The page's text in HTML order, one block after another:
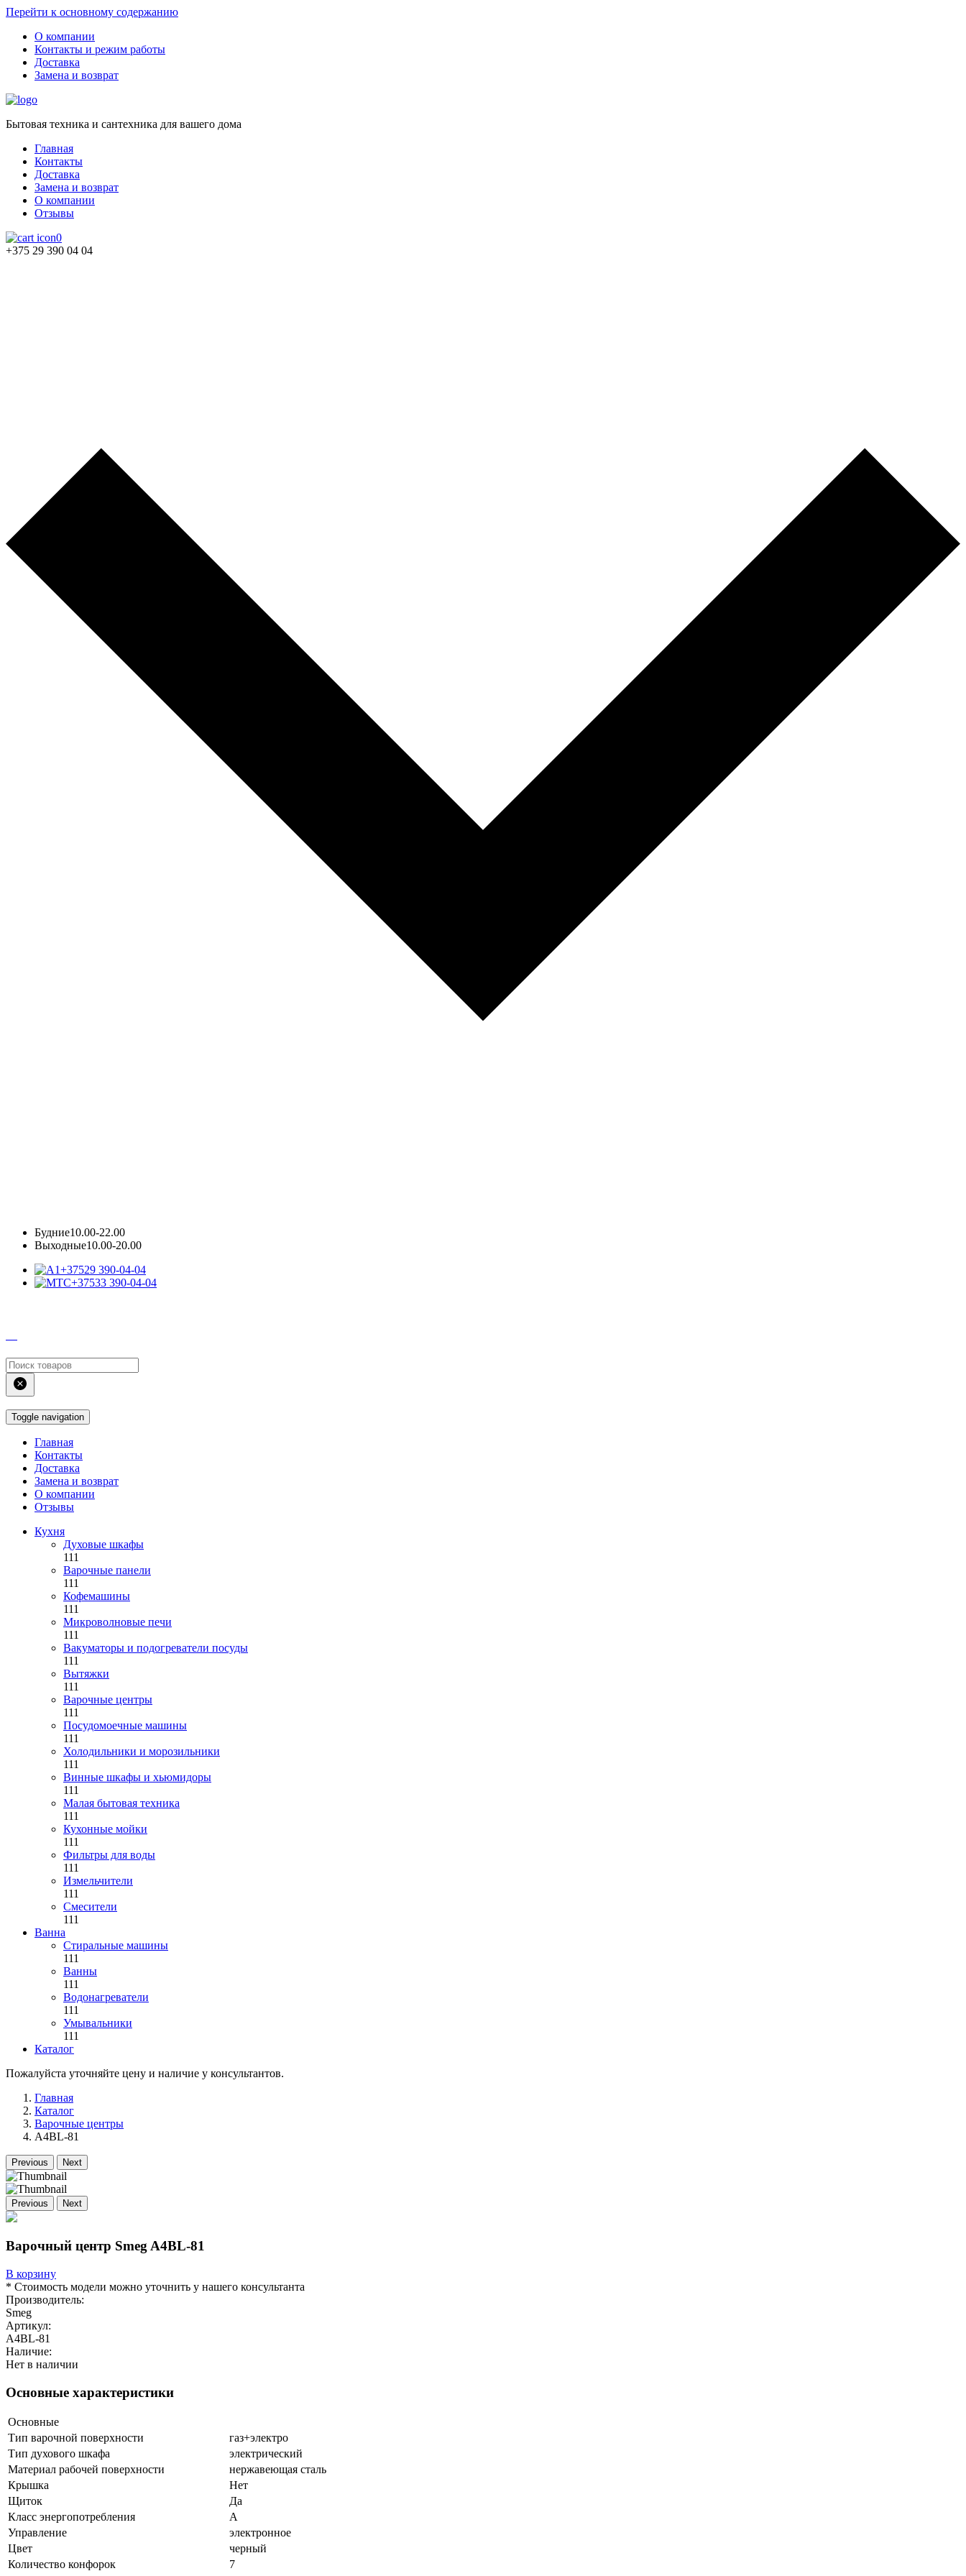
Перейти к основному содержанию
О компании
Контакты и режим работы
Доставка
Замена и возврат
Бытовая техника и сантехника для вашего дома
Главная
Контакты
Доставка
Замена и возврат
О компании
Отзывы
0
+375 29 390 04 04
Будние10.00-22.00
Выходные10.00-20.00
+37529 390-04-04
+37533 390-04-04
Toggle navigation
Главная
Контакты
Доставка
Замена и возврат
О компании
Отзывы
Кухня
Духовые шкафы
111
Варочные панели
111
Кофемашины
111
Микроволновые печи
111
Вакуматоры и подогреватели посуды
111
Вытяжки
111
Варочные центры
111
Посудомоечные машины
111
Холодильники и морозильники
111
Винные шкафы и хьюмидоры
111
Малая бытовая техника
111
Кухонные мойки
111
Фильтры для воды
111
Измельчители
111
Смесители
111
Ванна
Стиральные машины
111
Ванны
111
Водонагреватели
111
Умывальники
111
Каталог
Пожалуйста уточняйте цену и наличие у консультантов.
Главная
Каталог
Варочные центры
A4BL-81
Previous Next
Previous Next
Варочный центр Smeg A4BL-81
В корзину
* Стоимость модели можно уточнить у нашего консультанта
Производитель:
Smeg
Артикул:
A4BL-81
Наличие:
Нет в наличии
Основные характеристики
Основные
Тип варочной поверхности
газ+электро
Тип духового шкафа
электрический
Материал рабочей поверхности
нержавеющая сталь
Крышка
Нет
Щиток
Да
Класс энергопотребления
A
Управление
электронное
Цвет
черный
Количество конфорок
7